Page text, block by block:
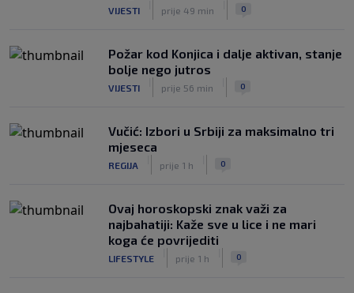
VIJESTI prije 49 min 0
Požar kod Konjica i dalje aktivan, stanje
bolje nego jutros
VIJESTI prije 56 min 0
Vučić: Izbori u Srbiji za maksimalno tri
mjeseca
REGIJA prije 1 h 0
Ovaj horoskopski znak važi za
najbahatiji: Kaže sve u lice i ne mari
koga će povrijediti
LIFESTYLE prije 1 h 0